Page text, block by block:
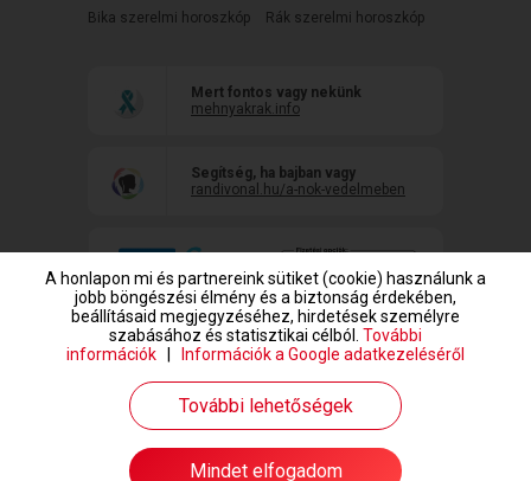
Bika szerelmi horoszkóp
Rák szerelmi horoszkóp
Mert fontos vagy nekünk
mehnyakrak.info
Segítség, ha bajban vagy
randivonal.hu/a-nok-vedelmeben
www.randivonal.hu © Copyright 1999-2026 Dating Central Europe Zrt.
A honlapon mi és partnereink sütiket (cookie) használunk a
jobb böngészési élmény és a biztonság érdekében,
beállításaid megjegyzéséhez, hirdetések személyre
szabásához és statisztikai célból. További
információk
Információk a Google adatkezeléséről
További lehetőségek
Mindet elfogadom